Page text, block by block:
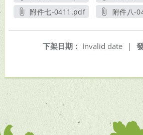
另開新視窗
另
附件七-0411.pdf
附件八-
下架日期： Invalid date
|